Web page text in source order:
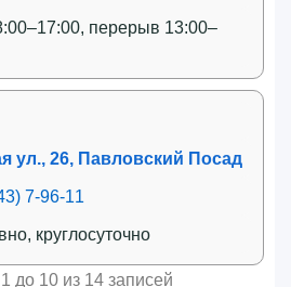
перерыв 13:00–
ул., 26, Павловский Посад
7-96-11
круглосуточно
до 10 из 14 записей